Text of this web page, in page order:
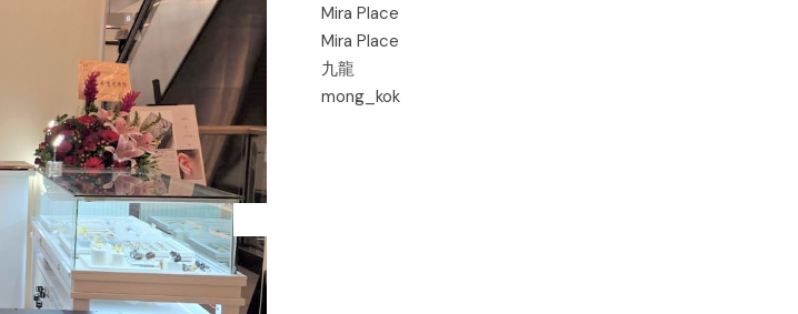
Mira Place
Mira Place
九龍
mong_kok